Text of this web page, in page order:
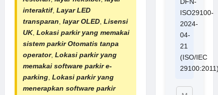
interaktif, Layar LED
transparan, layar OLED, Lisensi
UK, Lokasi parkir yang memakai
sistem parkir Otomatis tanpa
operator, Lokasi parkir yang
memakai software parkir e-
parking, Lokasi parkir yang
menerapkan software parkir
ISO29100-
2024-
04-
21
(ISO/IEC